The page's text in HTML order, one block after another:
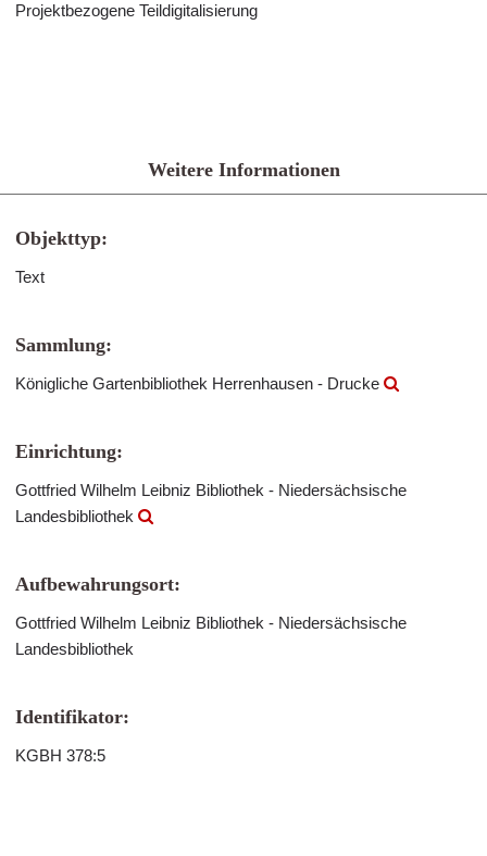
Projektbezogene Teildigitalisierung
Weitere Informationen
Objekttyp:
Text
Sammlung:
Königliche Gartenbibliothek Herrenhausen - Drucke
Einrichtung:
Gottfried Wilhelm Leibniz Bibliothek - Niedersächsische
Landesbibliothek
Aufbewahrungsort:
Gottfried Wilhelm Leibniz Bibliothek - Niedersächsische
Landesbibliothek
Identifikator:
KGBH 378:5